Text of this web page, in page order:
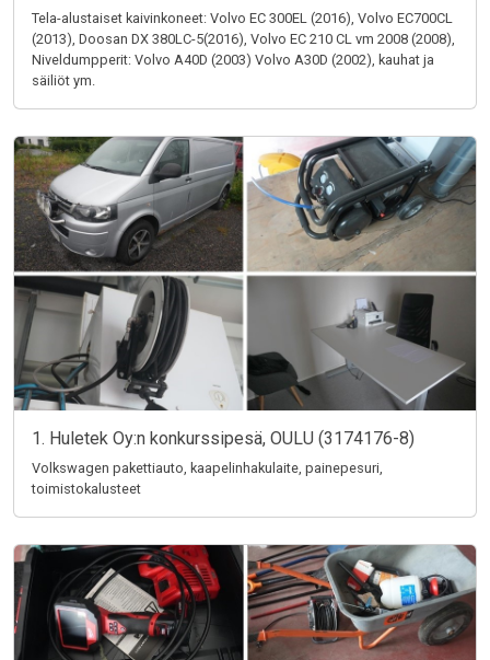
Tela-alustaiset kaivinkoneet: Volvo EC 300EL (2016), Volvo EC700CL
(2013), Doosan DX 380LC-5(2016), Volvo EC 210 CL vm 2008 (2008),
Niveldumpperit: Volvo A40D (2003) Volvo A30D (2002), kauhat ja
säiliöt ym.
1. Huletek Oy:n konkurssipesä, OULU (3174176-8)
Volkswagen pakettiauto, kaapelinhakulaite, painepesuri,
toimistokalusteet